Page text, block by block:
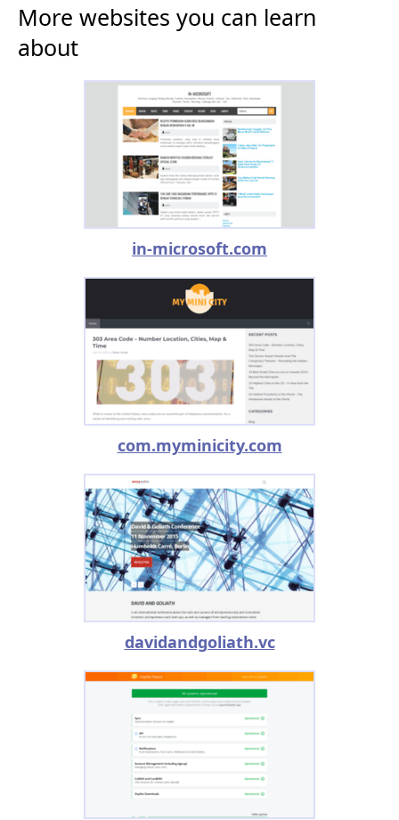
More websites you can learn
about
in-microsoft.com
com.myminicity.com
davidandgoliath.vc